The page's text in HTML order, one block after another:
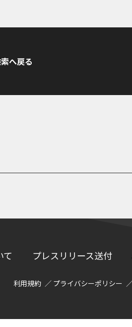
へ戻る
て プレスリリース送付
利用規約 プライバシーポリシー